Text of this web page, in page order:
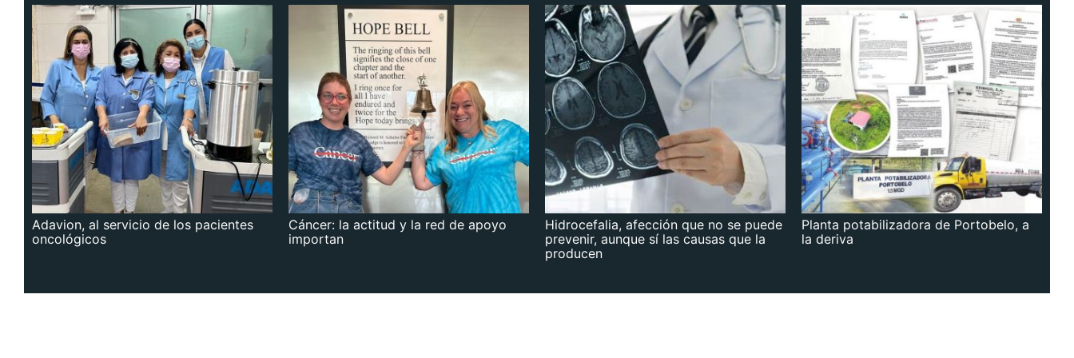
Adavion, al servicio de los pacientes
oncológicos
Cáncer: la actitud y la red de apoyo
importan
Hidrocefalia, afección que no se puede
prevenir, aunque sí las causas que la
producen
Planta potabilizadora de Portobelo, a
la deriva